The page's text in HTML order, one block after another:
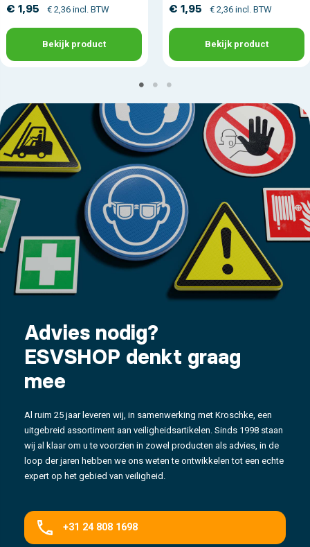
€ 1,95 € 2,36 incl. BTW
Bekijk product
€ 1,95 € 2,36 incl. BTW
Bekijk product
Advies nodig?
ESVSHOP denkt graag
mee
Al ruim 25 jaar leveren wij, in samenwerking met Kroschke, een
uitgebreid assortiment aan veiligheidsartikelen. Sinds 1998 staan
wij al klaar om u te voorzien in zowel producten als advies, in de
loop der jaren hebben we ons weten te ontwikkelen tot een echte
expert op het gebied van veiligheid.
+31 24 808 1698